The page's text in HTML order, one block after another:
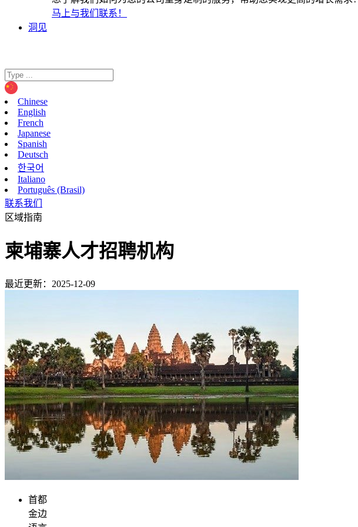
马上与我们联系！
洞见
Chinese
English
French
Japanese
Spanish
Deutsch
한국어
Italiano
Português (Brasil)
联系我们
区域指南
柬埔寨人才招聘机构
最近更新：2025-12-09
首都
金边